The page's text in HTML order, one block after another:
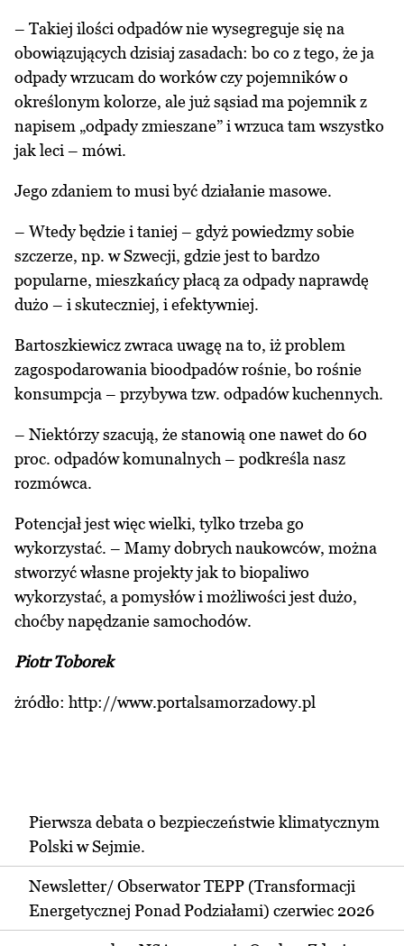
– Takiej ilości odpadów nie wysegreguje się na
obowiązujących dzisiaj zasadach: bo co z tego, że ja
odpady wrzucam do worków czy pojemników o
określonym kolorze, ale już sąsiad ma pojemnik z
napisem „odpady zmieszane” i wrzuca tam wszystko
jak leci – mówi.
Jego zdaniem to musi być działanie masowe.
– Wtedy będzie i taniej – gdyż powiedzmy sobie
szczerze, np. w Szwecji, gdzie jest to bardzo
popularne, mieszkańcy płacą za odpady naprawdę
dużo – i skuteczniej, i efektywniej.
Bartoszkiewicz zwraca uwagę na to, iż problem
zagospodarowania bioodpadów rośnie, bo rośnie
konsumpcja – przybywa tzw. odpadów kuchennych.
– Niektórzy szacują, że stanowią one nawet do 60
proc. odpadów komunalnych – podkreśla nasz
rozmówca.
Potencjał jest więc wielki, tylko trzeba go
wykorzystać. – Mamy dobrych naukowców, można
stworzyć własne projekty jak to biopaliwo
wykorzystać, a pomysłów i możliwości jest dużo,
choćby napędzanie samochodów.
Piotr Toborek
żródło: http://www.portalsamorzadowy.pl
Pierwsza debata o bezpieczeństwie klimatycznym
Polski w Sejmie.
Newsletter/ Obserwator TEPP (Transformacji
Energetycznej Ponad Podziałami) czerwiec 2026